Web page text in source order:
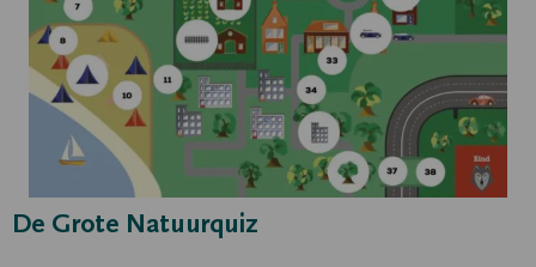
De Grote Natuurquiz